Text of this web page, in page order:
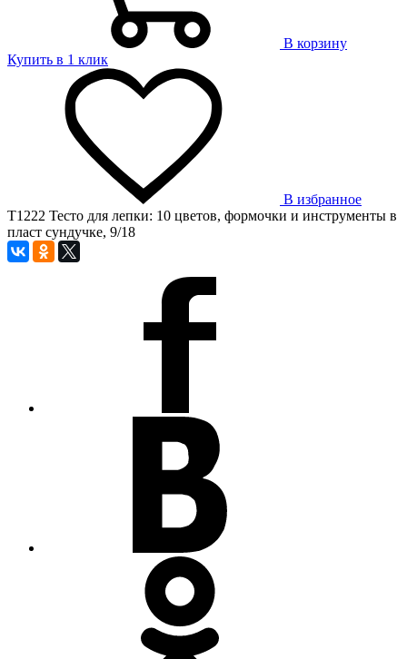
В корзину
Купить в 1 клик
В избранное
T1222 Тесто для лепки: 10 цветов, формочки и инструменты в
пласт сундучке, 9/18